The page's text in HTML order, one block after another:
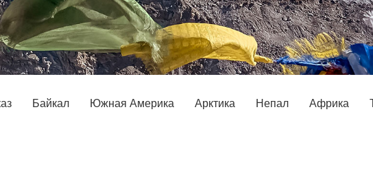
Байкал Южная Америка Арктика Непал Африка